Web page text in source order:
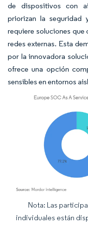
de dispositivos con
priorizan la seguridad
requiere soluciones que
redes externas. Esta
por la innovadora
ofrece una opción
sensibles en entornos
Imagen © Mordor
Nota: Las
individuales están